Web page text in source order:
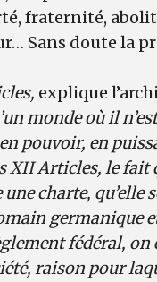
fraternité,
Sans doute la
explique
monde où il
pouvoir, en
XII Articles, le fait
charte, qu’elle
germanique
fédéral,
raison pour